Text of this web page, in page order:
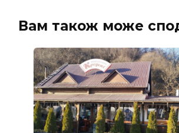
Вам також може